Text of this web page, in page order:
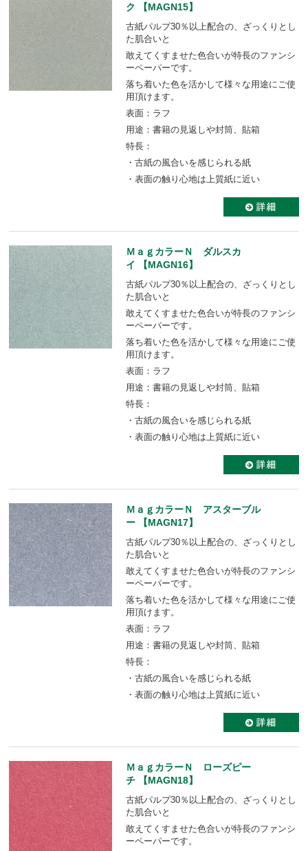
ク 【MAGN15】
古紙パルプ30％以上配合の、ざっくりとし
た肌合いと
敢えてくすませた色合いが特長のファンシ
ーペーパーです。
落ち着いた色を活かして様々な用途にご使
用頂けます。
表面：ラフ
用途：書籍の見返しや封筒、貼箱
特長：
・古紙の風合いを感じられる紙
・表面の触り心地は上質紙に近い
ＭａｇカラーＮ ダルスカ
イ 【MAGN16】
古紙パルプ30％以上配合の、ざっくりとし
た肌合いと
敢えてくすませた色合いが特長のファンシ
ーペーパーです。
落ち着いた色を活かして様々な用途にご使
用頂けます。
表面：ラフ
用途：書籍の見返しや封筒、貼箱
特長：
・古紙の風合いを感じられる紙
・表面の触り心地は上質紙に近い
ＭａｇカラーＮ アスターブル
ー 【MAGN17】
古紙パルプ30％以上配合の、ざっくりとし
た肌合いと
敢えてくすませた色合いが特長のファンシ
ーペーパーです。
落ち着いた色を活かして様々な用途にご使
用頂けます。
表面：ラフ
用途：書籍の見返しや封筒、貼箱
特長：
・古紙の風合いを感じられる紙
・表面の触り心地は上質紙に近い
ＭａｇカラーＮ ローズピー
チ 【MAGN18】
古紙パルプ30％以上配合の、ざっくりとし
た肌合いと
敢えてくすませた色合いが特長のファンシ
ーペーパーです。